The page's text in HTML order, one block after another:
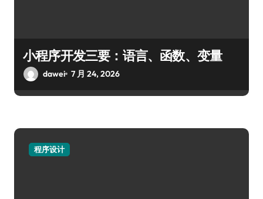
小程序开发三要：语言、函数、变量
dawei 7 月 24, 2026
程序设计